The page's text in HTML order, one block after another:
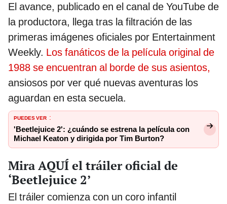
El avance, publicado en el canal de YouTube de
la productora, llega tras la filtración de las
primeras imágenes oficiales por Entertainment
Weekly. Los fanáticos de la película original de
1988 se encuentran al borde de sus asientos,
ansiosos por ver qué nuevas aventuras los
aguardan en esta secuela.
PUEDES VER :
'Beetlejuice 2': ¿cuándo se estrena la película con
Michael Keaton y dirigida por Tim Burton?
Mira AQUÍ el tráiler oficial de
‘Beetlejuice 2’
El tráiler comienza con un coro infantil